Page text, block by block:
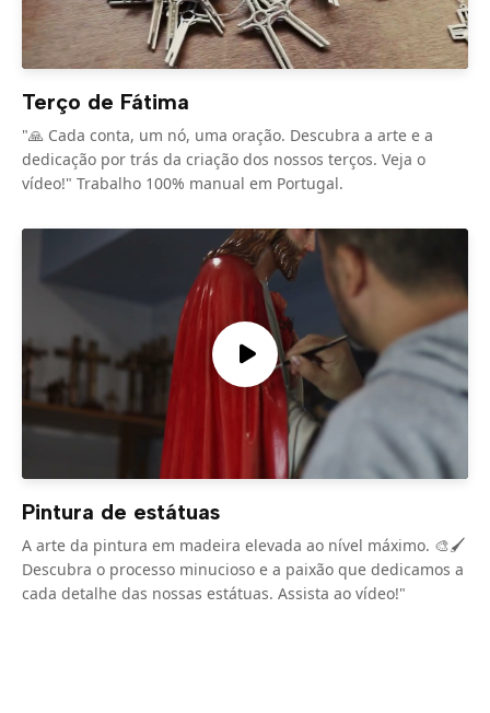
Terço de Fátima
"🙏 Cada conta, um nó, uma oração. Descubra a arte e a
dedicação por trás da criação dos nossos terços. Veja o
vídeo!" Trabalho 100% manual em Portugal.
Pintura de estátuas
A arte da pintura em madeira elevada ao nível máximo. 🎨🖌️
Descubra o processo minucioso e a paixão que dedicamos a
cada detalhe das nossas estátuas. Assista ao vídeo!"